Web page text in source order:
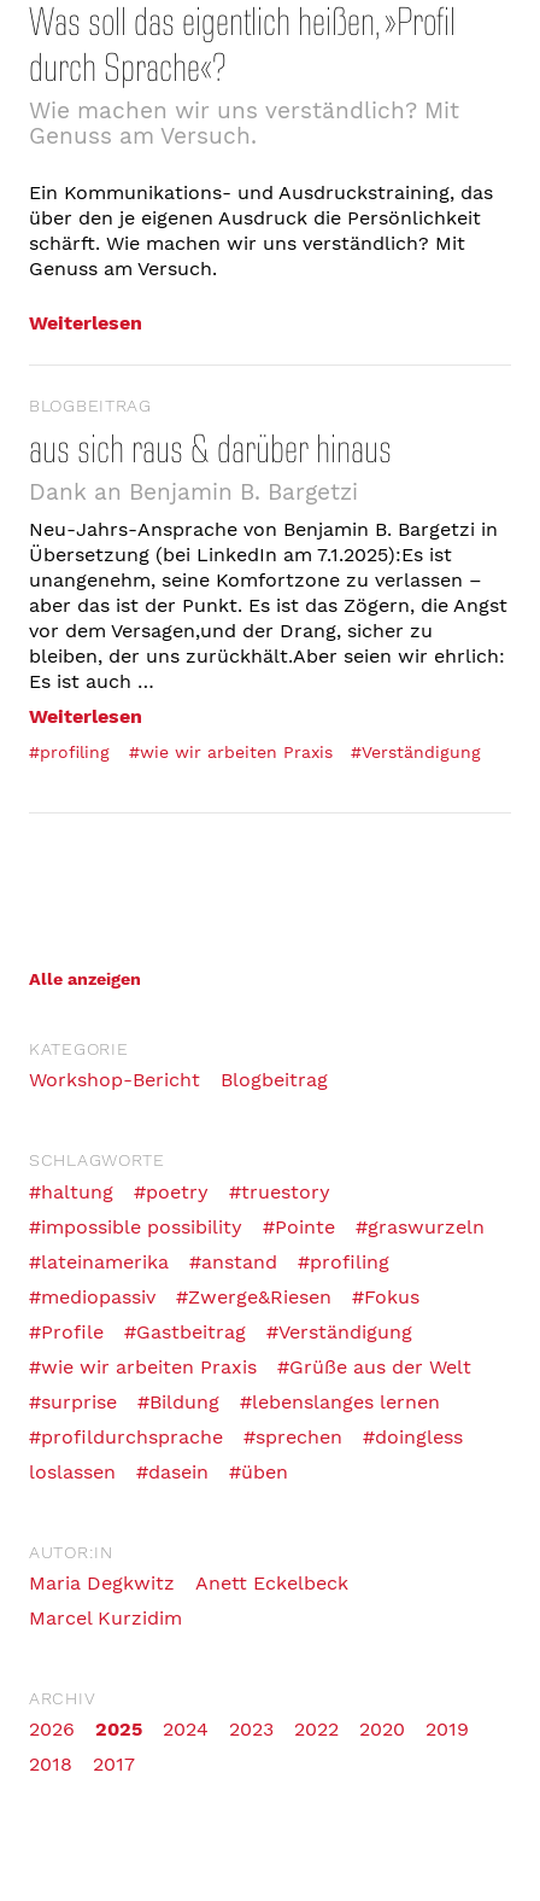
Was soll das eigentlich heißen, »Profil
durch Sprache«?
Wie machen wir uns verständlich? Mit
Genuss am Versuch.
Ein Kommunikations- und Ausdruckstraining, das
über den je eigenen Ausdruck die Persönlichkeit
schärft. Wie machen wir uns verständlich? Mit
Genuss am Versuch.
Weiterlesen
BLOGBEITRAG
aus sich raus & darüber hinaus
Dank an Benjamin B. Bargetzi
Neu-Jahrs-Ansprache von Benjamin B. Bargetzi in
Übersetzung (bei LinkedIn am 7.1.2025):Es ist
unangenehm, seine Komfortzone zu verlassen –
aber das ist der Punkt. Es ist das Zögern, die Angst
vor dem Versagen,und der Drang, sicher zu
bleiben, der uns zurückhält.Aber seien wir ehrlich:
Es ist auch …
Weiterlesen
#profiling #wie wir arbeiten Praxis #Verständigung
Alle anzeigen
KATEGORIE
Workshop-Bericht Blogbeitrag
SCHLAGWORTE
#haltung #poetry
#truestory
#impossible possibility
#Pointe
#graswurzeln
#lateinamerika
#anstand
#profiling
#mediopassiv
#Zwerge&Riesen
#Fokus
#Profile
#Gastbeitrag
#Verständigung
#wie wir arbeiten Praxis
#Grüße aus der Welt
#surprise
#Bildung
#lebenslanges lernen
#profildurchsprache
#sprechen
#doingless
loslassen
#dasein #üben
AUTOR:IN
Maria Degkwitz
Anett Eckelbeck
Marcel Kurzidim
ARCHIV
2026 2025 2024 2023 2022 2020
2019
2018
2017